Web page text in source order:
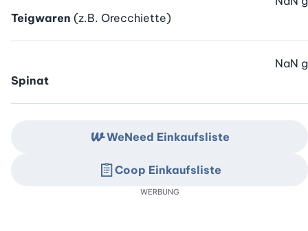
Teigwaren (z.B. Orecchiette)
Spinat
NaN g
WeNeed Einkaufsliste
Coop Einkaufsliste
WERBUNG